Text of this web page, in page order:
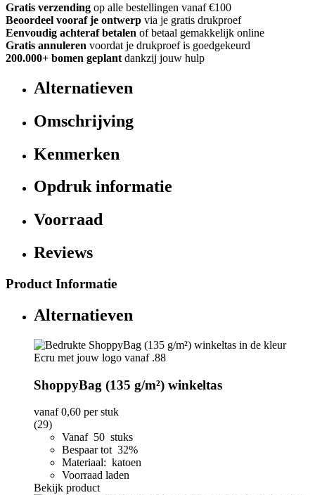
Gratis verzending op alle bestellingen vanaf €100
Beoordeel vooraf je ontwerp via je gratis drukproef
Eenvoudig achteraf betalen of betaal gemakkelijk online
Gratis annuleren voordat je drukproef is goedgekeurd
200.000+ bomen geplant dankzij jouw hulp
Alternatieven
Omschrijving
Kenmerken
Opdruk informatie
Voorraad
Reviews
Product Informatie
Alternatieven
ShoppyBag (135 g/m²) winkeltas
vanaf0,60 per stuk
(29)
Vanaf 50 stuks
Bespaar tot 32%
Materiaal: katoen
Voorraad laden
Bekijk product